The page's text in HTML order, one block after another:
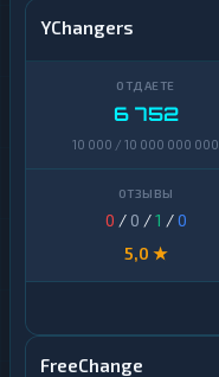
YChangers
6 752
10 000 / 10 000 000 000
0 / 0 /1 /0
5,0 ★
FreeChange